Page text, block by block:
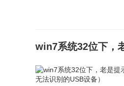
win7系统32位下，